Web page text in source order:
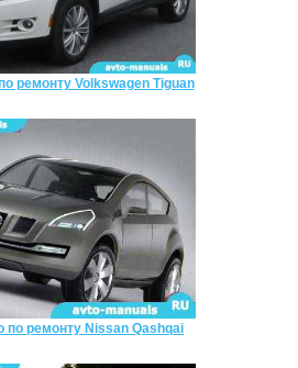
ремонту Volkswagen Tiguan
по ремонту Nissan Qashqai